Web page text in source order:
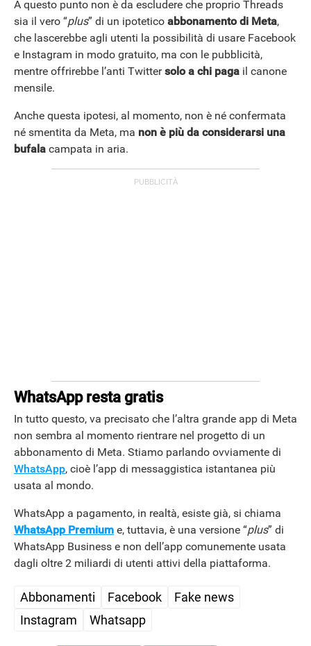
A questo punto non è da escludere che proprio Threads
sia il vero “plus” di un ipotetico abbonamento di Meta,
che lascerebbe agli utenti la possibilità di usare Facebook
e Instagram in modo gratuito, ma con le pubblicità,
mentre offrirebbe l’anti Twittersolo a chi paga il canone
mensile.
Anche questa ipotesi, al momento, non è né confermata
né smentita da Meta, ma non è più da considerarsi una
bufala campata in aria.
WhatsApp resta gratis
In tutto questo, va precisato che l’altra grande app di Meta
non sembra al momento rientrare nel progetto di un
abbonamento di Meta. Stiamo parlando ovviamente di
WhatsApp, cioè l’app di messaggistica istantanea più
usata al mondo.
WhatsApp a pagamento, in realtà, esiste già, si chiama
WhatsApp Premium e, tuttavia, è una versione “plus” di
WhatsApp Business e non dell’app comunemente usata
dagli oltre 2 miliardi di utenti attivi della piattaforma.
Abbonamenti Facebook
Fake news
Instagram
Whatsapp